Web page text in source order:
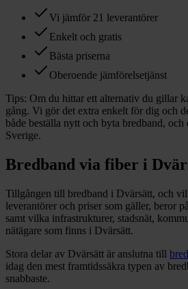
Vi jämför 21 leverantörer
Enkelt och gratis
Bästa priserna
Oberoende jämförelsetjänst
Tips: Om du hittar ett alternativ du gillar
gång. Vi gör det extra enkelt för dig och
både beställa nytt och byta bredband, och
Sverige.
Bredband via fiber i
Tillgången till bredband i Dvärsätt, och
leverantörer och priser som gäller, beror
samt vilka infrastrukturer, stadsnät,
nätägare som finns i Dvärsätt.
Stora delar av Dvärsätt är anslutna till
idag den mest framtidssäkra typen av
snabbaste.